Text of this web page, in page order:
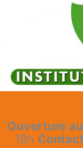
Ouverture
18h Contact